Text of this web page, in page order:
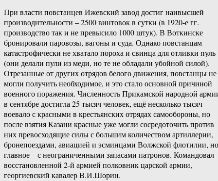
При власти повстанцев Ижевский завод достиг наивысшей
производительности – 2500 винтовок в сутки (в 1920-е гг.
производство так и не превысило 1000 штук). В Воткинске
бронировали паровозы, вагоны и суда. Однако повстанцам
катастрофически не хватало пороха и свинца для отливки пуль
(они делали пули из меди, но те не обладали убойной силой).
Отрезанные от других отрядов белого движения, повстанцы не
могли получить необходимое, и это стало основной причиной
военного поражения. Численность Прикамской народной
в сентябре достигла 25 тысяч человек, ещё несколько тысяч
воевало с красными в крестьянских отрядах самообороны, но
после взятия Казани красные уже могли сосредоточить против
них превосходящие силы с большим количеством артиллерии,
бронепоездами, авиацией и эсминцами Волжской флотилии, но
главное – с неограниченными запасами патронов. Командовал
восстановленной 2-й армией полковник царской армии,
георгиевский кавалер В.И.Шорин.